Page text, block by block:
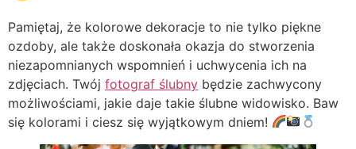
Pamiętaj, że kolorowe dekoracje to nie tylko piękne
ozdoby, ale także doskonała okazja do stworzenia
niezapomnianych wspomnień i uchwycenia ich na
zdjęciach. Twój fotograf ślubny będzie zachwycony
możliwościami, jakie daje takie ślubne widowisko. Baw
się kolorami i ciesz się wyjątkowym dniem!